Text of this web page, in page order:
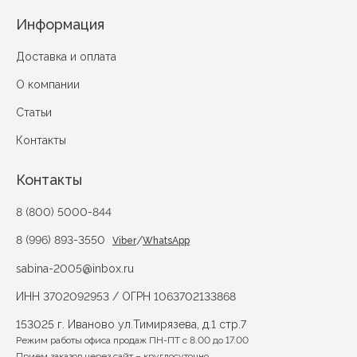
Информация
Доставка и оплата
О компании
Статьи
Контакты
Контакты
8 (800) 5000-844
8 (996) 893-3550 Viber/WhatsApp
sabina-2005@inbox.ru
ИНН 3702092953 / ОГРН 1063702133868
153025 г. Иваново ул.Тимирязева, д.1 стр.7
Режим работы офиса продаж ПН-ПТ с 8.00 до 17.00